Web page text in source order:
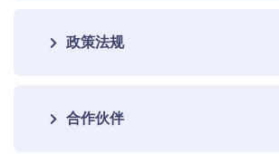
政策法规
合作伙伴